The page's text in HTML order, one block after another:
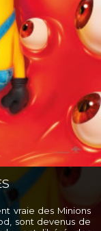
vraie des Minions
sont devenus de